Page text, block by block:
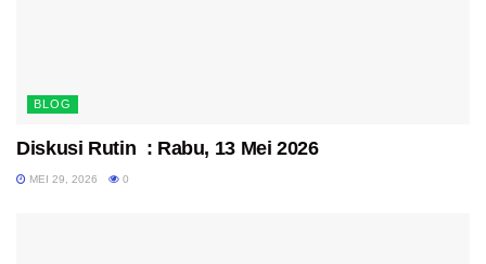
BLOG
Diskusi Rutin : Rabu, 13 Mei 2026
MEI 29, 2026 0